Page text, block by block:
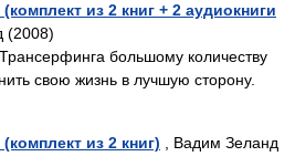
из 2 книг + 2 аудиокниги
(2008)
большому количеству
свою жизнь в лучшую сторону.
из 2 книг) , Вадим Зеланд